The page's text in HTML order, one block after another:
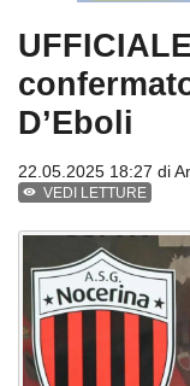
D’Eboli
22.05.2025 18:27 di
VEDI LETTURE